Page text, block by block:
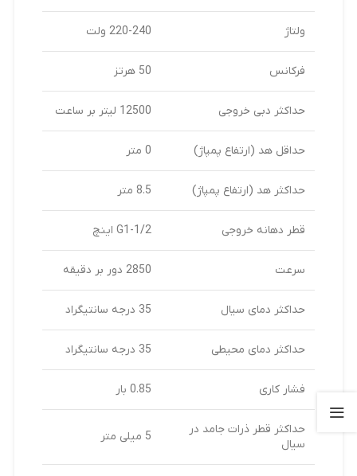
ولتاژ 220-240 ولت
فرکانس 50 هرتز
حداکثر دبی خروجی 12500 لیتر بر ساعت
حداقل هد (ارتفاع پمپاژ) 0 متر
حداکثر هد (ارتفاع پمپاژ) 8.5 متر
قطر دهانه خروجی G1-1/2 اینچ
سرعت 2850 دور بر دقیقه
حداکثر دمای سیال 35 درجه سانتیگراد
حداکثر دمای محیطی 35 درجه سانتیگراد
فشار کاری 0.85 بار
حداکثر قطر ذرات جامد در
سیال
5 میلی متر